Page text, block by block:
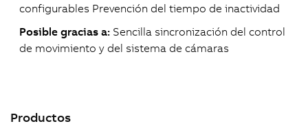
configurables Prevención del tiempo de inactividad
Posible gracias a: Sencilla sincronización del control
de movimiento y del sistema de cámaras
Productos